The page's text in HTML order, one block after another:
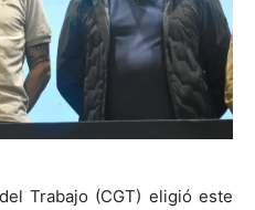
Trabajo (CGT) eligió este